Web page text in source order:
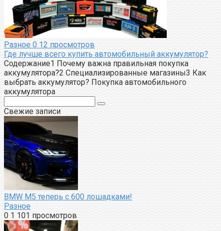
Разное 0 12 просмотров
Где лучше всего купить автомобильный аккумулятор?
Содержание1 Почему важна правильная покупка
аккумулятора?2 Специализированные магазины3 Как
выбрать аккумулятор? Покупка автомобильного
аккумулятора
Свежие записи
BMW M5 теперь с 600 лошадками!
Разное
0 1 101 просмотров